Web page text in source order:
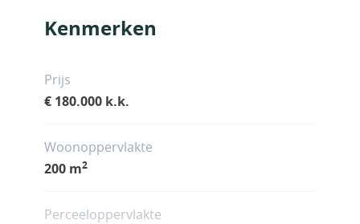
Kenmerken
Prijs
€ 180.000 k.k.
Woonoppervlakte
200 m2
Perceeloppervlakte